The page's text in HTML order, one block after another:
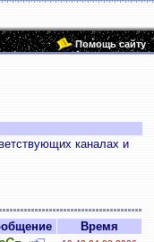
Помощь сайту
каналах и
Время